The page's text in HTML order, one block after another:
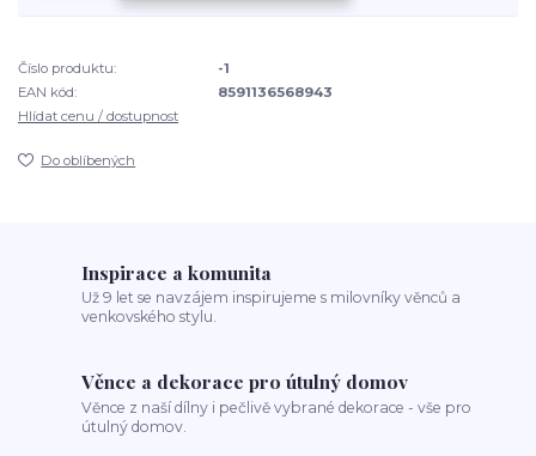
Číslo produktu:
-1
EAN kód:
8591136568943
Hlídat cenu / dostupnost
Do oblíbených
Inspirace a komunita
Už 9 let se navzájem inspirujeme s milovníky věnců a
venkovského stylu.
Věnce a dekorace pro útulný domov
Věnce z naší dílny i pečlivě vybrané dekorace - vše pro
útulný domov.